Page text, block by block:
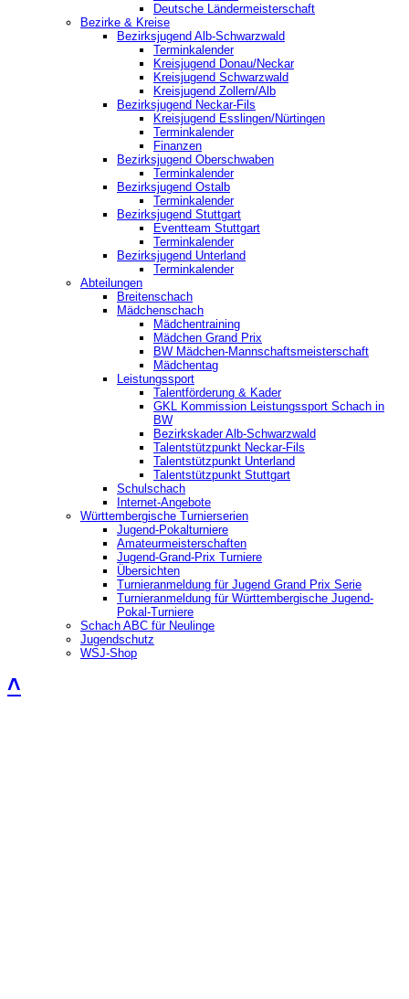
Deutsche Ländermeisterschaft
Bezirke & Kreise
Bezirksjugend Alb-Schwarzwald
Terminkalender
Kreisjugend Donau/Neckar
Kreisjugend Schwarzwald
Kreisjugend Zollern/Alb
Bezirksjugend Neckar-Fils
Kreisjugend ‎Esslingen/Nürtingen
Terminkalender
Finanzen
Bezirksjugend Oberschwaben
Terminkalender
Bezirksjugend Ostalb
Terminkalender
Bezirksjugend Stuttgart
‎Eventteam Stuttgart
Terminkalender
Bezirksjugend Unterland
Terminkalender
Abteilungen
Breitenschach
Mädchenschach
Mädchentraining
Mädchen Grand Prix
BW Mädchen-Mannschaftsmeisterschaft
Mädchentag
Leistungssport
Talentförderung & Kader
GKL Kommission Leistungssport Schach in
BW
Bezirkskader Alb-Schwarzwald
Talentstützpunkt Neckar-Fils
Talentstützpunkt Unterland
Talentstützpunkt Stuttgart
Schulschach
Internet-Angebote
Württembergische Turnierserien
Jugend-Pokalturniere
Amateurmeisterschaften
Jugend-Grand-Prix Turniere
Übersichten
Turnieranmeldung für Jugend Grand Prix Serie
Turnieranmeldung für Württembergische Jugend-
Pokal-Turniere
Schach ABC für Neulinge
Jugendschutz
WSJ-Shop
˄